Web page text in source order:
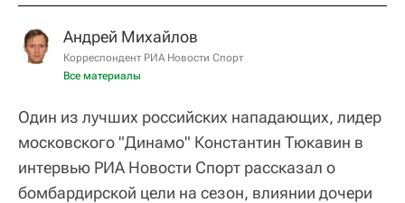
Андрей Михайлов
Корреспондент РИА Новости Спорт
Все материалы
Один из лучших российских нападающих, лидер
московского "Динамо" Константин Тюкавин в
интервью РИА Новости Спорт рассказал о
бомбардирской цели на сезон, влиянии дочери